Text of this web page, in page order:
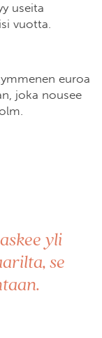
useita
vuotta.
euroa
joka nousee
yli
se